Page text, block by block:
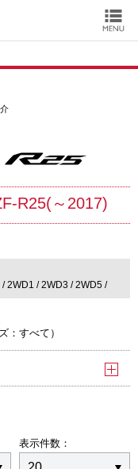
R25(～2017)
2WD1 2WD3 2WD5
：すべて ）
表示件数：